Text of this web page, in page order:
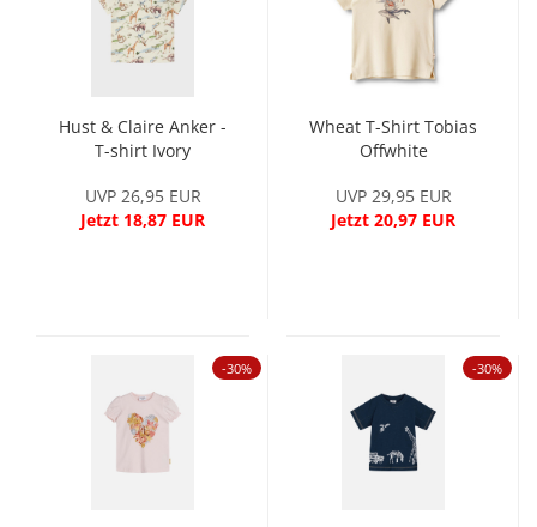
Hust & Claire Anker -
T-shirt Ivory
UVP 26,95 EUR
Jetzt 18,87 EUR
Wheat T-Shirt Tobias
Offwhite
UVP 29,95 EUR
Jetzt 20,97 EUR
-30% -30%